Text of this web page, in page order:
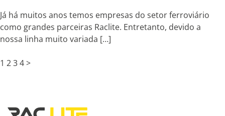
Já há muitos anos temos empresas do setor ferroviário
como grandes parceiras Raclite. Entretanto, devido a
nossa linha muito variada […]
1 234>